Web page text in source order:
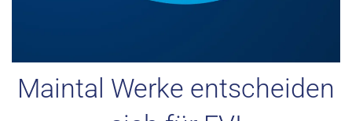
Maintal Werke entscheiden